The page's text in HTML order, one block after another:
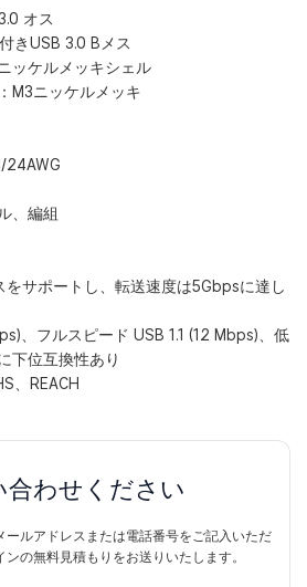
オス
きUSB 3.0 Bメス
ッケルメッキシェル
M3ニッケルメッキ
24AWG
、編組
をサポートし、転送速度は5Gbpsに達し
、フルスピード USB 1.1 (12 Mbps)、低
下位互換性あり
、REACH
合わせください
ールアドレスまたは電話番号をご記入いただ
の無料見積もりをお送りいたします。